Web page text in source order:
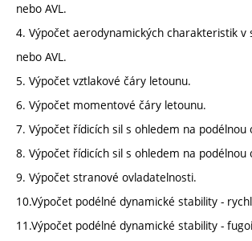
nebo AVL.
4. Výpočet aerodynamických charakteristik v
nebo AVL.
5. Výpočet vztlakové čáry letounu.
6. Výpočet momentové čáry letounu.
7. Výpočet řídicích sil s ohledem na podélnou
8. Výpočet řídicích sil s ohledem na podélnou
9. Výpočet stranové ovladatelnosti.
10.Výpočet podélné dynamické stability -
11.Výpočet podélné dynamické stability -